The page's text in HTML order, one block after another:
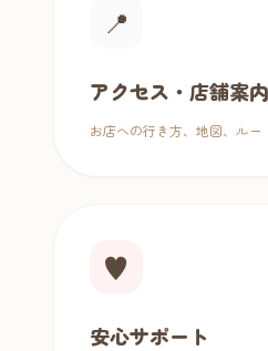
📍
アクセス・店舗案内
お店への行き方、地図、ルー
♥
安心サポート